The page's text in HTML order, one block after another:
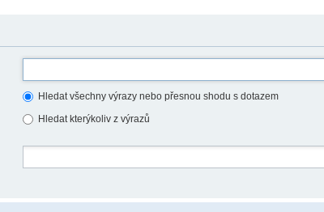
Hledat všechny výrazy nebo přesnou shodu s dotazem
Hledat kterýkoliv z výrazů